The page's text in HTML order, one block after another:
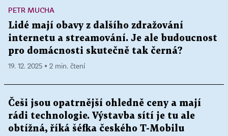
PETR MUCHA
Lidé mají obavy z dalšího zdražování
internetu a streamování. Je ale budoucnost
pro domácnosti skutečně tak černá?
19. 12. 2025 ▪ 2 min. čtení
Češi jsou opatrnější ohledně ceny a mají
rádi technologie. Výstavba sítí je tu ale
obtížná, říká šéfka českého T-Mobilu